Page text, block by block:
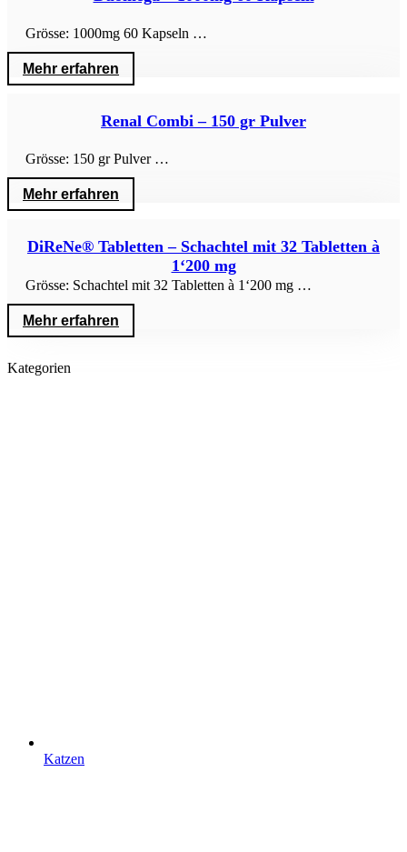
Grösse: 1000mg 60 Kapseln …
Mehr erfahren
Renal Combi – 150 gr Pulver
Grösse: 150 gr Pulver …
Mehr erfahren
DiReNe® Tabletten – Schachtel mit 32 Tabletten à
1‘200 mg
Grösse: Schachtel mit 32 Tabletten à 1‘200 mg …
Mehr erfahren
Kategorien
Katzen